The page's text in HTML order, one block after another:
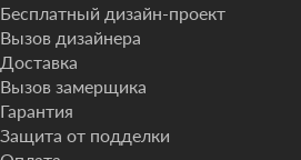
Бесплатный дизайн-проект
Вызов дизайнера
Доставка
Вызов замерщика
Гарантия
Защита от подделки